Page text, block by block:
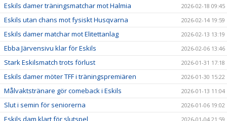
Eskils damer träningsmatchar mot Halmia 2026-02-18 09:45
Eskils utan chans mot fysiskt Husqvarna 2026-02-14 19:59
Eskils damer matchar mot Elitettanlag 2026-02-13 13:19
Ebba Järvensivu klar för Eskils 2026-02-06 13:46
Stark Eskilsmatch trots förlust 2026-01-31 17:18
Eskils damer möter TFF i träningspremiären 2026-01-30 15:22
Målvaktstränare gör comeback i Eskils 2026-01-13 11:04
Slut i semin för seniorerna 2026-01-06 19:02
Eskils dam klart för slutspel 2026-01-04 21:59